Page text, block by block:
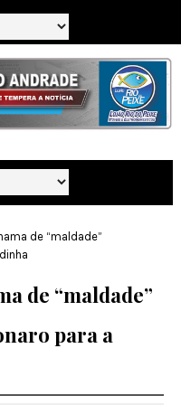
de “maldade”
de “maldade”
para a